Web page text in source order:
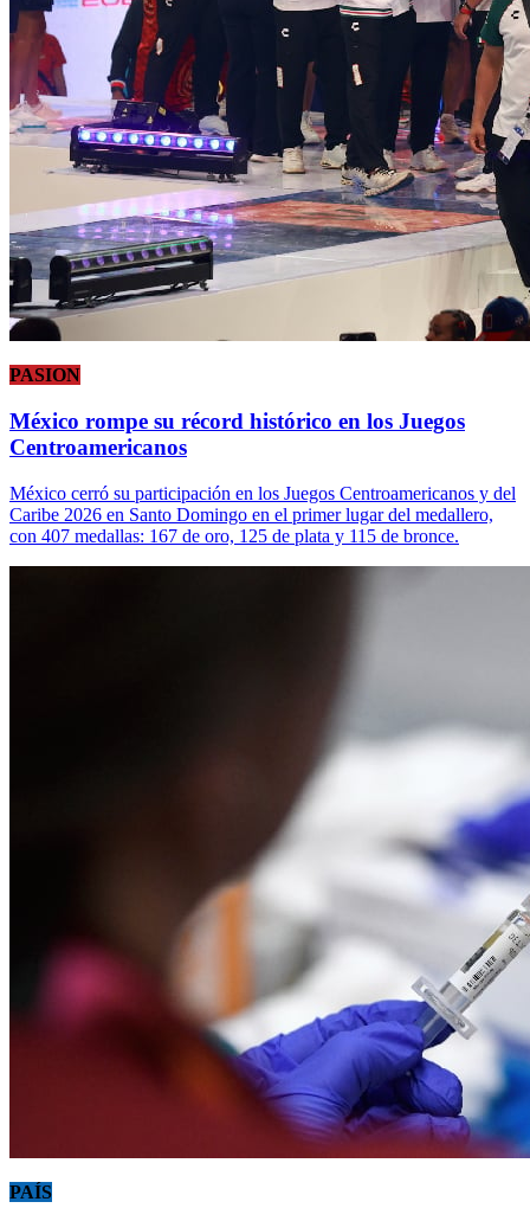
PASION
México rompe su récord histórico en los Juegos
Centroamericanos
México cerró su participación en los Juegos Centroamericanos y del
Caribe 2026 en Santo Domingo en el primer lugar del medallero,
con 407 medallas: 167 de oro, 125 de plata y 115 de bronce.
PAÍS